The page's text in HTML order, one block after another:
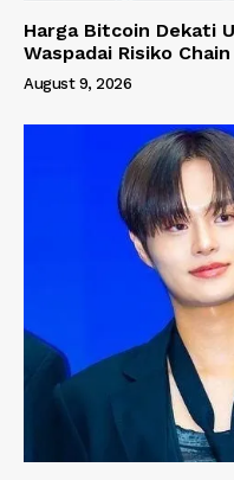
Harga Bitcoin Dekati
Waspadai Risiko
August 9, 2026